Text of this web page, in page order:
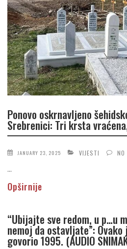
Ponovo oskrnavljeno
Srebrenici: Tri krsta
JANUARY 23, 2025 VIJESTI NO
...
Opširnije
“Ubijajte sve redom, u p…u
nemoj da ostavljate”:
govorio 1995. (AUDIO